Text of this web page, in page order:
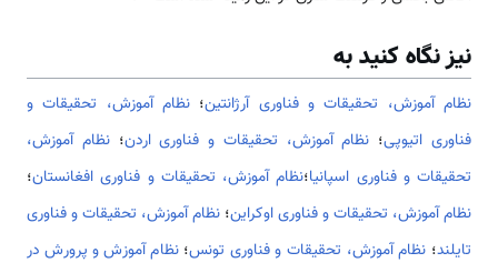
نیز نگاه کنید به
نظام آموزش، تحقیقات و فناوری آرژانتین؛ نظام آموزش، تحقیقات و
فناوری اتیوپی؛ نظام آموزش، تحقیقات و فناوری اردن؛نظام آموزش،
تحقیقات و فناوری اسپانیا؛نظام آموزش، تحقیقات و فناوری افغانستان؛
نظام آموزش، تحقیقات و فناوری اوکراین؛ نظام آموزش، تحقیقات و فناوری
تایلند؛ نظام آموزش، تحقیقات و فناوری تونس؛نظام آموزش و پرورش در